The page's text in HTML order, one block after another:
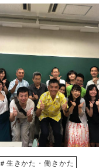
＃生きかた・働きかた